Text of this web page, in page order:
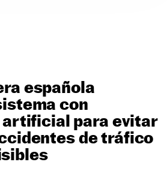
española
con
para evitar
de tráfico